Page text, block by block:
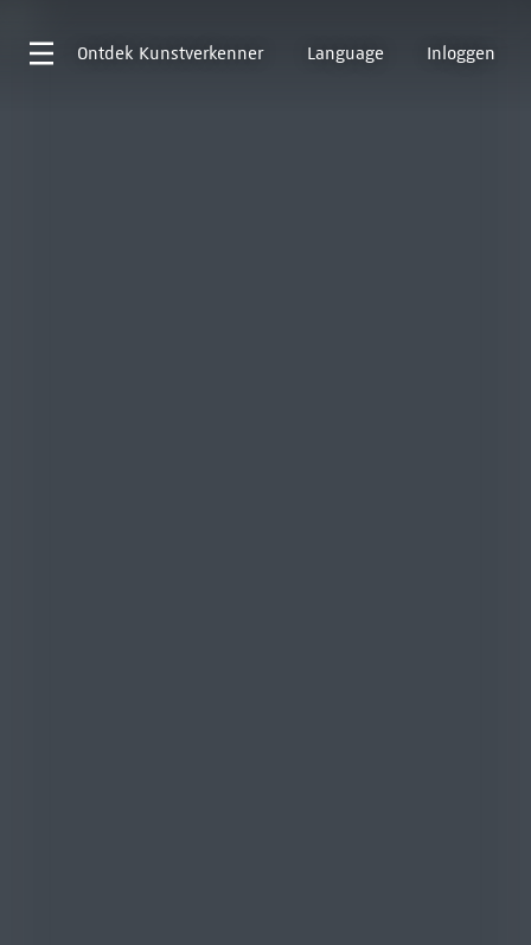
Ontdek Kunstverkenner Language Inloggen